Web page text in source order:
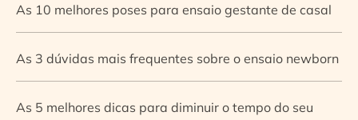
As 10 melhores poses para ensaio gestante de casal
As 3 dúvidas mais frequentes sobre o ensaio newborn
As 5 melhores dicas para diminuir o tempo do seu